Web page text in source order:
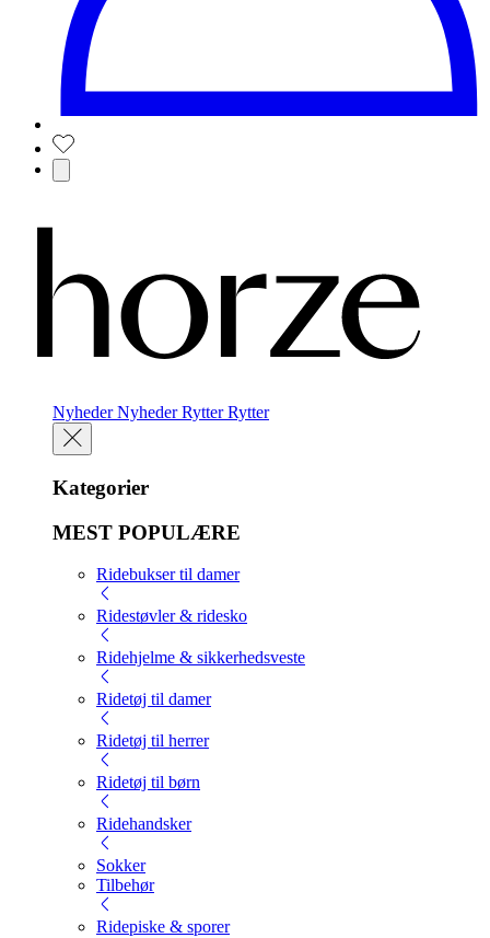
Nyheder Nyheder Rytter Rytter
Kategorier
MEST POPULÆRE
Ridebukser til damer
Ridestøvler & ridesko
Ridehjelme & sikkerhedsveste
Ridetøj til damer
Ridetøj til herrer
Ridetøj til børn
Ridehandsker
Sokker
Tilbehør
Ridepiske & sporer